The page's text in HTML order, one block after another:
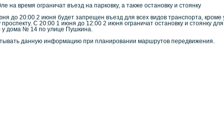
на время ограничат въезд на парковку, а также остановку и стоянку
до 20:00 2 июня будет запрещен въезд для всех видов транспорта,
проспекту. С 20:00 1 июня до 12:00 2 июня ограничат остановку и стоянку
у дома № 14 по улице Пушкина.
данную информацию при планировании маршрутов передвижения.